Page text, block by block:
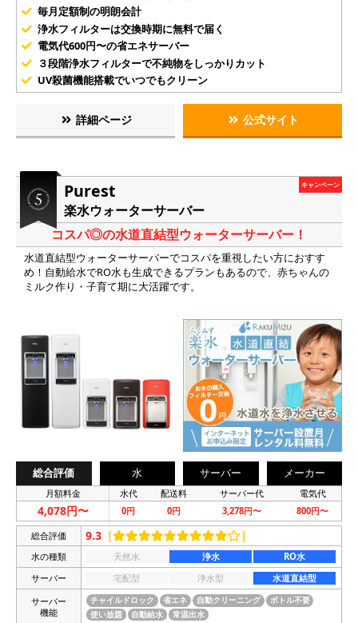
毎月定額制の明朗会計
浄水フィルターは交換時期に無料で届く
電気代600円〜の省エネサーバー
３段階浄水フィルターで不純物をしっかりカット
UV殺菌機能搭載でいつでもクリーン
詳細ページ 公式サイト
Purest
楽水ウォーターサーバー
キャンペーン
コスパ◎の水道直結型ウォーターサーバー！
水道直結型ウォーターサーバーでコスパを重視したい方におすす
め！自動給水でRO水も生成できるプランもあるので、赤ちゃんの
ミルク作り・子育て期に大活躍です。
総合評価 水 サーバー メーカー
月額料金 水代 配送料 サーバー代 電気代
4,078円〜 0円 0円 3,278円〜 800円〜
総合評価 9.3 ［ ］
水の種類 天然水 浄水
RO水
サーバー
宅配型 浄水型
水道直結型
サーバー
機能
チャイルドロック 省エネ 自動クリーニング
ボトル不要
使い放題
自動給水 常温出水